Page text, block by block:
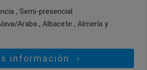
, Semi-presencial
Araba , Albacete , Almería y
información